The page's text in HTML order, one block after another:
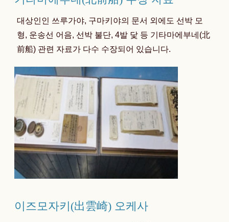
대상인인 쓰루가야, 구마키야의 문서 외에도 선박 모
형, 운송선 어음, 선박 불단, 4발 닻 등 기타마에부네(北
前船) 관련 자료가 다수 수장되어 있습니다.
이즈모자키(出雲崎) 오케사